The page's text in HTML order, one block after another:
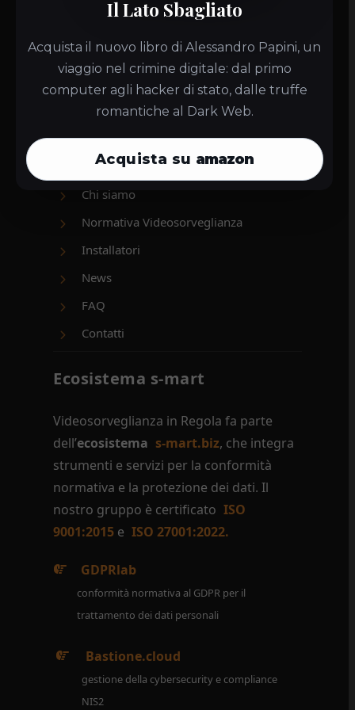
Il Lato Sbagliato
Acquista il nuovo libro di Alessandro Papini, un
viaggio nel crimine digitale: dal primo
computer agli hacker di stato, dalle truffe
romantiche al Dark Web.
Acquista su amazon
Informativa Privacy
Cookie Policy
Home
Chi siamo
Normativa Videosorveglianza
Installatori
News
FAQ
Contatti
Ecosistema s-mart
Videosorveglianza in Regola fa parte
dell’ecosistema s-mart.biz, che integra
strumenti e servizi per la conformità
normativa e la protezione dei dati. Il
nostro gruppo è certificato ISO
9001:2015 e ISO 27001:2022.
GDPRlab
conformità normativa al GDPR per il
trattamento dei dati personali
Bastione.cloud
gestione della cybersecurity e compliance
NIS2